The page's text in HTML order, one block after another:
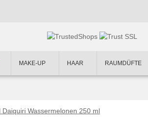
MAKE-UP HAAR RAUMDÜFTE
Daiquiri Wassermelonen 250 ml